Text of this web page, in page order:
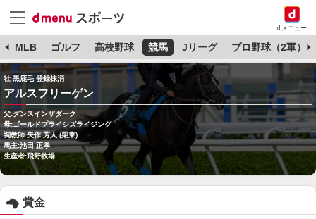
dメニュー
MLB ゴルフ 高校野球 競馬 Jリーグ プロ野球（2軍）
牡 黒鹿毛 登録抹消
アルスフリーゲン
父:ダンスインザダーク
母:ゴールドプライシズライジング
調教師:矢作 芳人 (栗東)
馬主:池田 正孝
生産者:飛野牧場
賞金